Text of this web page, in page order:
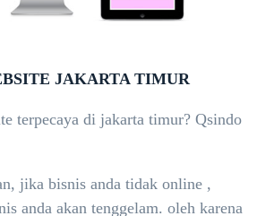
JAKARTA TIMUR
terpecaya di jakarta timur? Qsindo
jika bisnis anda tidak online ,
anda akan tenggelam. oleh karena